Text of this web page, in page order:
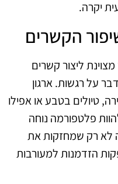
יקרה.
הקשרים
ליצור קשרים
על רגשות. ארגון
טיולים בטבע או אפילו
פלטפורמה נוחה
לא רק שמחזקות את
הזדמנות למעורבות